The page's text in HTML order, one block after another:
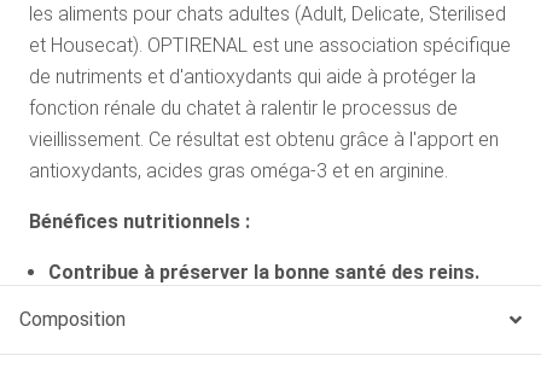
les aliments pour chats adultes (Adult, Delicate, Sterilised
et Housecat). OPTIRENAL est une association spécifique
de nutriments et d'antioxydants qui aide à protéger la
fonction rénale du chatet à ralentir le processus de
vieillissement. Ce résultat est obtenu grâce à l'apport en
antioxydants, acides gras oméga-3 et en arginine.
Bénéfices nutritionnels :
Contribue à préserver la bonne santé des reins.
favoriser la bonne santé des reins.
Composition